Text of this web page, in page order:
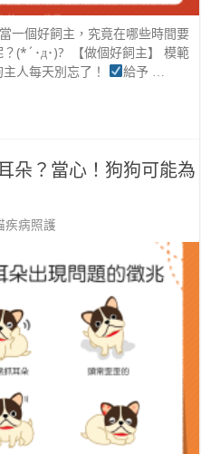
一個好飼主，究竟在哪些時間要
(*´･д･)? 【做個好飼主】 模範
人每天別忘了！
給予 …
朵？當心！狗狗可能為
疾病照護